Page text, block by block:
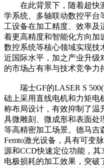
在此背景下，随着超快
学系统、多轴联动数控平台
工设备在加工精度、效率及
着更高精度和智能化方向加
数控系统等核心领域实现技
近国际水平，加之产业升级
的市场占有率与技术竞争力
瑞士GF的LASER S
础上采用直线电机和力矩电
称布局设计，有效抑制了温
具微雕刻、微成形和表面处
等高精密加工场景。德马吉
Femto激光设备，具有可变
源和CCD快速定位功能，
电极损耗的加工效果，突破